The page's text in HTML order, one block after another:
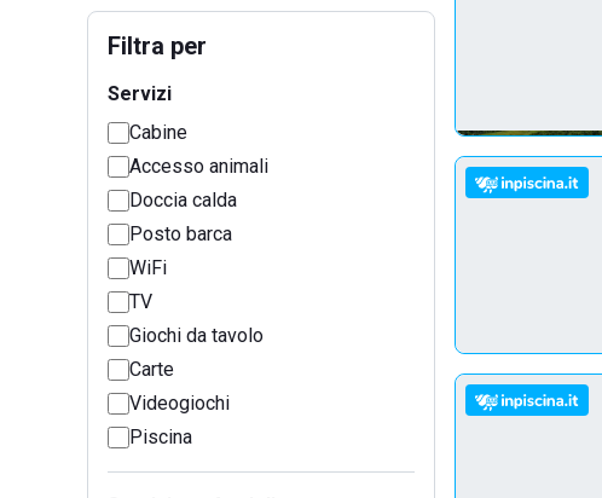
Filtra per
Servizi
Cabine
Accesso animali
Doccia calda
Posto barca
WiFi
TV
Giochi da tavolo
Carte
Videogiochi
Piscina